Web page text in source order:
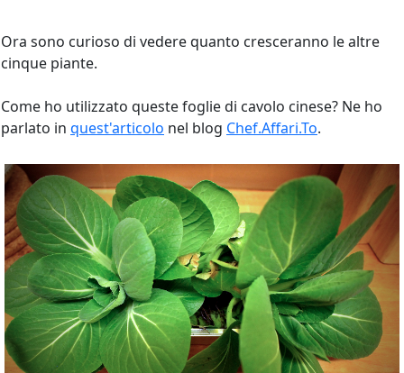
Ora sono curioso di vedere quanto cresceranno le altre
cinque piante.
Come ho utilizzato queste foglie di cavolo cinese? Ne ho
parlato in quest'articolo nel blog Chef.Affari.To.